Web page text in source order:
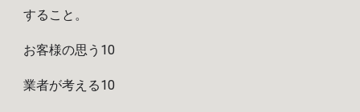
すること。
お客様の思う10
業者が考える10